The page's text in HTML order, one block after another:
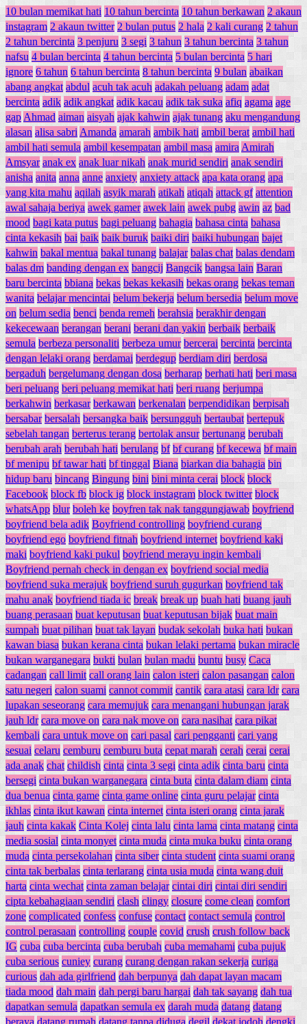
10 bulan memikat hati 10 tahun bercinta 10 tahun berkawan 2 akaun
instagram 2 akaun twitter 2 bulan putus 2 hala 2 kali curang 2 tahun
2 tahun bercinta 3 penjuru 3 segi 3 tahun 3 tahun bercinta 3 tahun
nafsu 4 bulan bercinta 4 tahun bercinta 5 bulan bercinta 5 hari
ignore 6 tahun 6 tahun bercinta 8 tahun bercinta 9 bulan abaikan
abang angkat abdul acuh tak acuh adakah peluang adam adat
bercinta adik adik angkat adik kacau adik tak suka afiq agama age
gap Ahmad aiman aisyah ajak kahwin ajak tunang aku mengandung
alasan alisa sabri Amanda amarah ambik hati ambil berat ambil hati
ambil hati semula ambil kesempatan ambil masa amira Amirah
Amsyar anak ex anak luar nikah anak murid sendiri anak sendiri
anisha anita anna anne anxiety anxiety attack apa kata orang apa
yang kita mahu aqilah asyik marah atikah atiqah attack gf attention
awal sahaja beriya awek gamer awek lain awek pubg awin az bad
mood bagi kata putus bagi peluang bahagia bahasa cinta bahasa
cinta kekasih bai baik baik buruk baiki diri baiki hubungan bajet
kahwin bakal mentua bakal tunang balajar balas chat balas dendam
balas dm banding dengan ex bangcij Bangcik bangsa lain Baran
baru bercinta bbiana bekas bekas kekasih bekas orang bekas teman
wanita belajar mencintai belum bekerja belum bersedia belum move
on belum sedia benci benda remeh berahsia berakhir dengan
kekecewaan berangan berani berani dan yakin berbaik berbaik
semula berbeza personaliti berbeza umur bercerai bercinta bercinta
dengan lelaki orang berdamai berdegup berdiam diri berdosa
bergaduh bergelumang dengan dosa berharap berhati hati beri masa
beri peluang beri peluang memikat hati beri ruang berjumpa
berkahwin berkasar berkawan berkenalan berpendidikan berpisah
bersabar bersalah bersangka baik bersungguh bertaubat bertepuk
sebelah tangan berterus terang bertolak ansur bertunang berubah
berubah arah berubah hati berulang bf bf curang bf kecewa bf main
bf menipu bf tawar hati bf tinggal Biana biarkan dia bahagia bin
hidup baru bincang Bingung bini bini minta cerai block block
Facebook block fb block ig block instagram block twitter block
whatsApp blur boleh ke boyfren tak nak tanggungjawab boyfriend
boyfriend bela adik Boyfriend controlling boyfriend curang
boyfriend ego boyfriend fitnah boyfriend internet boyfriend kaki
maki boyfriend kaki pukul boyfriend merayu ingin kembali
Boyfriend pernah check in dengan ex boyfriend social media
boyfriend suka merajuk boyfriend suruh gugurkan boyfriend tak
mahu anak boyfriend tiada ic break break up buah hati buang jauh
buang perasaan buat keputusan buat keputusan bijak buat main
sumpah buat pilihan buat tak layan budak sekolah buka hati bukan
kawan biasa bukan kerana cinta bukan lelaki pertama bukan miracle
bukan warganegara bukti bulan bulan madu buntu busy Caca
cadangan call limit call orang lain calon isteri calon pasangan calon
satu negeri calon suami cannot commit cantik cara atasi cara ldr cara
lupakan seseorang cara memujuk cara menangani hubungan jarak
jauh ldr cara move on cara nak move on cara nasihat cara pikat
kembali cara untuk move on cari pasal cari pengganti cari yang
sesuai celaru cemburu cemburu buta cepat marah cerah cerai cerai
ada anak chat childish cinta cinta 3 segi cinta adik cinta baru cinta
bersegi cinta bukan warganegara cinta buta cinta dalam diam cinta
dua benua cinta game cinta game online cinta guru pelajar cinta
ikhlas cinta ikut kawan cinta internet cinta isteri orang cinta jarak
jauh cinta kakak Cinta Kolej cinta lalu cinta lama cinta matang cinta
media sosial cinta monyet cinta muda cinta muka buku cinta orang
muda cinta persekolahan cinta siber cinta student cinta suami orang
cinta tak berbalas cinta terlarang cinta usia muda cinta wang duit
harta cinta wechat cinta zaman belajar cintai diri cintai diri sendiri
cipta kebahagiaan sendiri clash clingy closure come clean comfort
zone complicated confess confuse contact contact semula control
control perasaan controlling couple covid crush crush follow back
IG cuba cuba bercinta cuba berubah cuba memahami cuba pujuk
cuba serious cuniey curang curang dengan rakan sekerja curiga
curious dah ada girlfriend dah berpunya dah dapat layan macam
tiada mood dah main dah pergi baru hargai dah tak sayang dah tua
dapatkan semula dapatkan semula ex darah muda datang datang
beraya datang rumah datang tanpa diduga degil dekat jodoh dengki